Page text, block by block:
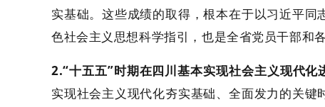
实基础。这些成绩的取得，根本在于以习近平
色社会主义思想科学指引，也是全省党员干部和
2.“十五五”时期在四川基本实现社会主义现代
实现社会主义现代化夯实基础、全面发力的关